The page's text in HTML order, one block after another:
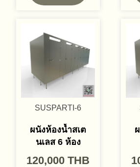
SUSPARTI-6
ผนังห้องน้ำสเต
นเลส 6 ห้อง
120,000 THB